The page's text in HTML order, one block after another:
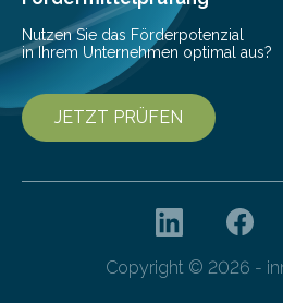
Nutzen Sie das Förderpotenzial
in Ihrem Unternehmen optimal aus?
JETZT PRÜFEN
Copyright © 2026 -